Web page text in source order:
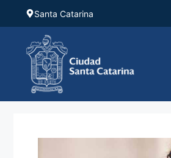
Saltar
contenido
Santa Catarina